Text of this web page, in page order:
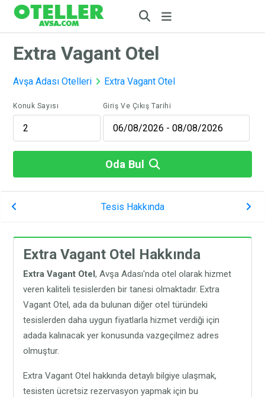
Extra Vagant Otel
Avşa Adası Otelleri Extra Vagant Otel
Konuk Sayısı Giriş Ve Çıkış Tarihi
Oda Bul
Tesis Hakkında
Extra Vagant Otel Hakkında
Extra Vagant Otel, Avşa Adası'nda otel olarak hizmet
veren kaliteli tesislerden bir tanesi olmaktadır. Extra
Vagant Otel, ada da bulunan diğer otel türündeki
tesislerden daha uygun fiyatlarla hizmet verdiği için
adada kalınacak yer konusunda vazgeçilmez adres
olmuştur.
Extra Vagant Otel hakkında detaylı bilgiye ulaşmak,
tesisten ücretsiz rezervasyon yapmak için bu